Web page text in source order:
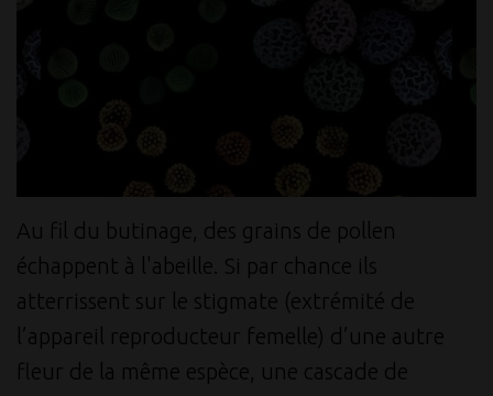
Au fil du butinage, des grains de pollen
échappent à l'abeille. Si par chance ils
atterrissent sur le stigmate (extrémité de
l’appareil reproducteur femelle) d’une autre
fleur de la même espèce, une cascade de